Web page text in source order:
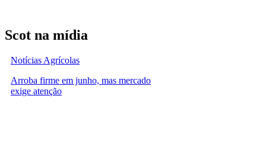
Scot na mídia
Notícias Agrícolas
Arroba firme em junho, mas mercado
exige atenção